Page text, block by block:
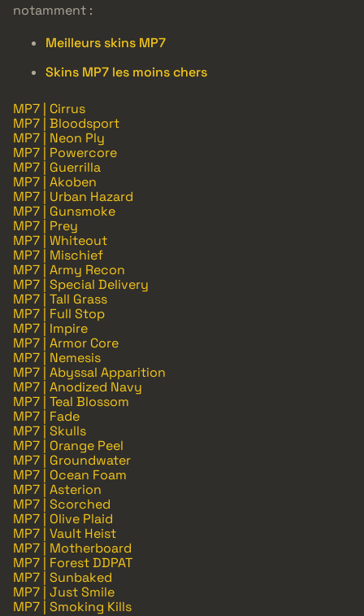
notamment :
Meilleurs skins MP7
Skins MP7 les moins chers
MP7 | Cirrus
MP7 | Bloodsport
MP7 | Neon Ply
MP7 | Powercore
MP7 | Guerrilla
MP7 | Akoben
MP7 | Urban Hazard
MP7 | Gunsmoke
MP7 | Prey
MP7 | Whiteout
MP7 | Mischief
MP7 | Army Recon
MP7 | Special Delivery
MP7 | Tall Grass
MP7 | Full Stop
MP7 | Impire
MP7 | Armor Core
MP7 | Nemesis
MP7 | Abyssal Apparition
MP7 | Anodized Navy
MP7 | Teal Blossom
MP7 | Fade
MP7 | Skulls
MP7 | Orange Peel
MP7 | Groundwater
MP7 | Ocean Foam
MP7 | Asterion
MP7 | Scorched
MP7 | Olive Plaid
MP7 | Vault Heist
MP7 | Motherboard
MP7 | Forest DDPAT
MP7 | Sunbaked
MP7 | Just Smile
MP7 | Smoking Kills